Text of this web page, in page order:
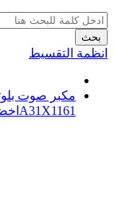
بحث
انظمة التقسيط
A31X1161اخضر